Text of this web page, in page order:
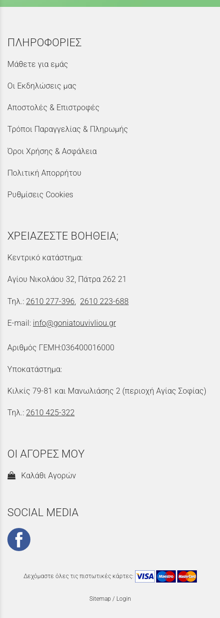
ΠΛΗΡΟΦΟΡΙΕΣ
Μάθετε για εμάς
Οι Εκδηλώσεις μας
Αποστολές & Επιστροφές
Τρόποι Παραγγελίας & Πληρωμής
Όροι Χρήσης & Ασφάλεια
Πολιτική Απορρήτου
Ρυθμίσεις Cookies
ΧΡΕΙΑΖΕΣΤΕ ΒΟΗΘΕΙΑ;
Κεντρικό κατάστημα:
Αγίου Νικολάου 32, Πάτρα 262 21
Τηλ.: 2610 277-396 2610 223-688
E-mail: info@goniatouvivliou.gr
Αριθμός ΓΕΜΗ:036400016000
Υποκατάστημα:
Κιλκίς 79-81 και Μανωλιάσης 2 (περιοχή Αγίας Σοφίας)
Τηλ.: 2610 425-322
ΟΙ ΑΓΟΡΕΣ ΜΟΥ
Καλάθι Αγορών
SOCIAL MEDIA
Δεχόμαστε όλες τις πιστωτικές κάρτες:
Sitemap / Login